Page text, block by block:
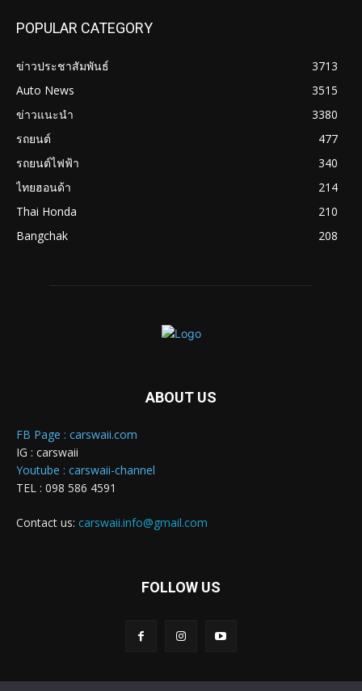
POPULAR CATEGORY
ข่าวประชาสัมพันธ์
3713
Auto News
3515
ข่าวแนะนำ
3380
รถยนต์
477
รถยนต์ไฟฟ้า
340
ไทยฮอนด้า
214
Thai Honda
210
Bangchak
208
ABOUT US
FB Page : carswaii.com
IG : carswaii
Youtube : carswaii-channel
TEL : 098 586 4591
Contact us: carswaii.info@gmail.com
FOLLOW US